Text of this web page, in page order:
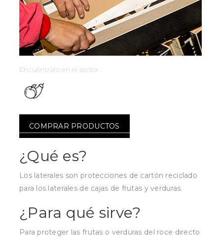
Encuéntralo en el sector:
COMPRAR PRODUCTOS
¿Qué es?
Los laterales son protecciones de cartón reciclado
para los laterales de cajas de frutas y verduras.
¿Para qué sirve?
Para proteger las frutas o verduras del roce directo